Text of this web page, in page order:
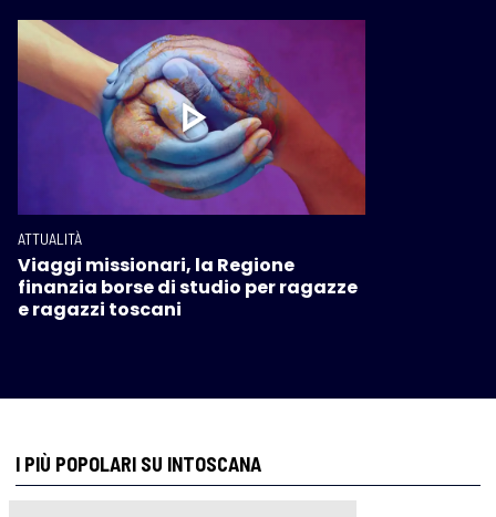
ATTUALITÀ
Viaggi missionari, la Regione
finanzia borse di studio per ragazze
e ragazzi toscani
I PIÙ POPOLARI SU INTOSCANA